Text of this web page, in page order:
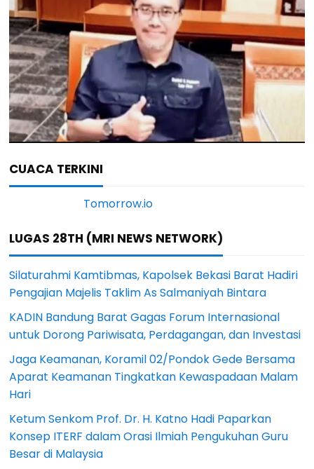
CUACA TERKINI
LUGAS 28TH (MRI NEWS NETWORK)
Silaturahmi Kamtibmas, Kapolsek Bekasi Barat Hadiri
Pengajian Majelis Taklim As Salmaniyah Bintara
KADIN Bandung Barat Gagas Forum Internasional
untuk Dorong Pariwisata, Perdagangan, dan Investasi
Jaga Keamanan, Koramil 02/Pondok Gede Bersama
Aparat Keamanan Tingkatkan Kewaspadaan Malam
Hari
Ketum Senkom Prof. Dr. H. Katno Hadi Paparkan
Konsep ITERF dalam Orasi Ilmiah Pengukuhan Guru
Besar di Malaysia